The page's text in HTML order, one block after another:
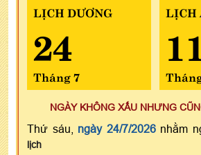
LỊCH DƯƠNG
24
Tháng 7
LỊCH
11
NGÀY KHÔNG XẤU NHƯNG
Thứ sáu, ngày 24/7/2026nhằm
lịch